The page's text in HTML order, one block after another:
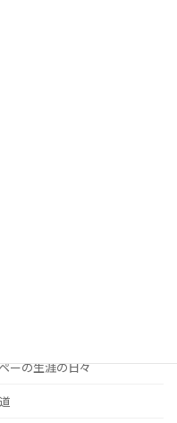
ーの生涯の日々